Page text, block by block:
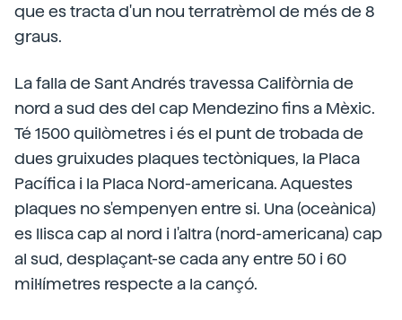
que es tracta d'un nou terratrèmol de més de 8
graus.
La falla de Sant Andrés travessa Califòrnia de
nord a sud des del cap Mendezino fins a Mèxic.
Té 1500 quilòmetres i és el punt de trobada de
dues gruixudes plaques tectòniques, la Placa
Pacífica i la Placa Nord-americana. Aquestes
plaques no s'empenyen entre si. Una (oceànica)
es llisca cap al nord i l'altra (nord-americana) cap
al sud, desplaçant-se cada any entre 50 i 60
mil·límetres respecte a la cançó.